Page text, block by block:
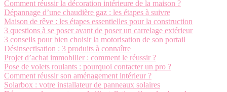
Comment réussir la décoration intérieure de la maison ?
Dépannage d’une chaudière gaz : les étapes à suivre
Maison de rêve : les étapes essentielles pour la construction
3 questions à se poser avant de poser un carrelage extérieur
3 conseils pour bien choisir la motorisation de son portail
Désinsectisation : 3 produits à connaître
Projet d’achat immobilier : comment le réussir ?
Pose de volets roulants : pourquoi contacter un pro ?
Comment réussir son aménagement intérieur ?
Solarbox : votre installateur de panneaux solaires